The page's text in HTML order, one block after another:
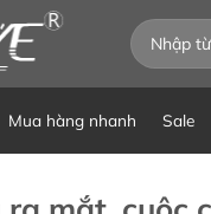
Tìm
kiếm:
Mua hàng nhanh Sale